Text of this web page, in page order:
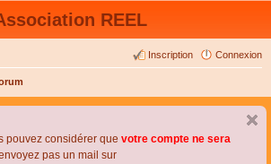
REEL
Connexion
Inscription
pouvez considérer que votre compte ne sera
pas un mail sur